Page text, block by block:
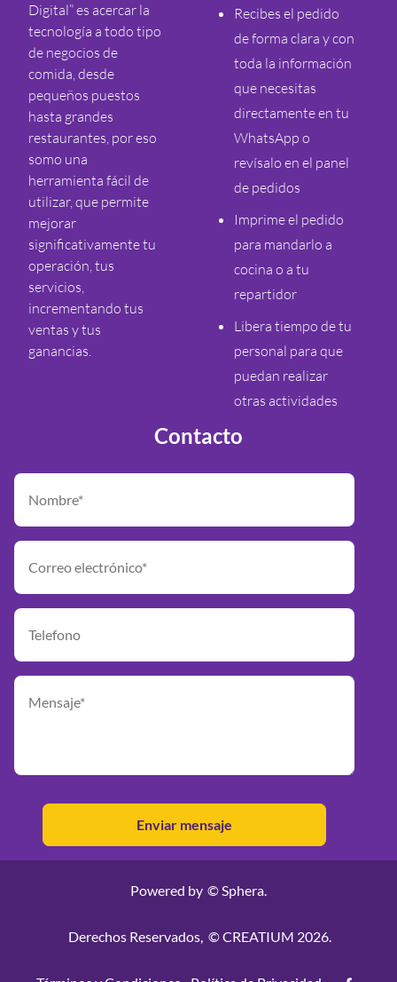
Digital” es acercar la
tecnología a todo tipo
de negocios de
comida, desde
pequeños puestos
hasta grandes
restaurantes, por eso
somo una
herramienta fácil de
utilizar, que permite
mejorar
significativamente tu
operación, tus
servicios,
incrementando tus
ventas y tus
ganancias.
Recibes el pedido
de forma clara y con
toda la información
que necesitas
directamente en tu
WhatsApp o
revísalo en el panel
de pedidos
Imprime el pedido
para mandarlo a
cocina o a tu
repartidor
Libera tiempo de tu
personal para que
puedan realizar
otras actividades
Contacto
Powered by © Sphera.
Derechos Reservados, © CREATIUM 2026.